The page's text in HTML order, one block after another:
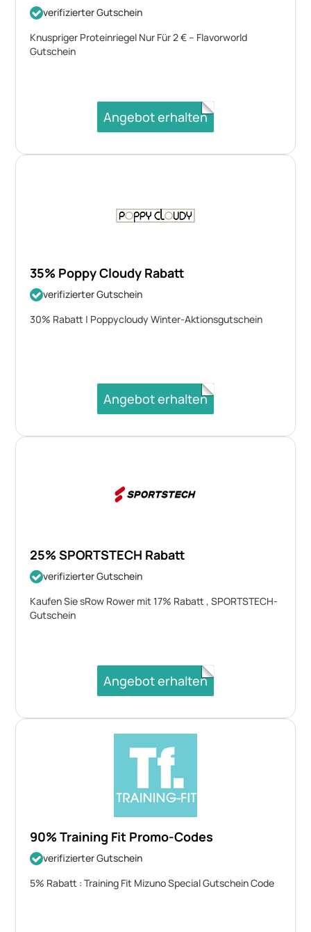
verifizierter Gutschein
Knuspriger Proteinriegel Nur Für 2 € – Flavorworld
Gutschein
Angebot erhalten
35% Poppy Cloudy Rabatt
verifizierter Gutschein
30% Rabatt | Poppycloudy Winter-Aktionsgutschein
Angebot erhalten
25% SPORTSTECH Rabatt
verifizierter Gutschein
Kaufen Sie sRow Rower mit 17% Rabatt , SPORTSTECH-
Gutschein
Angebot erhalten
90% Training Fit Promo-Codes
verifizierter Gutschein
5% Rabatt : Training Fit Mizuno Special Gutschein Code